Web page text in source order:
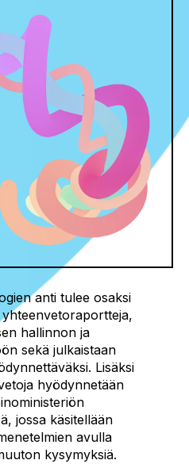
anti tulee osaksi
hallinnon ja
sekä julkaistaan
Lisäksi
hyödynnetään
jossa käsitellään
avulla
kysymyksiä.